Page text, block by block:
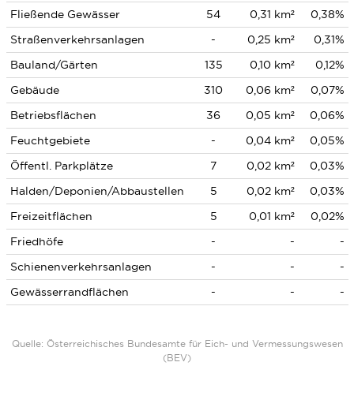
Fließende Gewässer 54 0,31 km²
0,38%
Straßenverkehrsanlagen
- 0,25 km²
0,31%
Bauland/Gärten
135 0,10 km²
0,12%
Gebäude
310 0,06 km²
0,07%
Betriebsflächen
36 0,05 km²
0,06%
Feuchtgebiete
- 0,04 km²
0,05%
Öffentl. Parkplätze
7 0,02 km²
0,03%
Halden/Deponien/Abbaustellen
5 0,02 km²
0,03%
Freizeitflächen
5 0,01 km²
0,02%
Friedhöfe
- -
-
Schienenverkehrsanlagen
- -
-
Gewässerrandflächen
- - -
Quelle: Österreichisches Bundesamte für Eich- und Vermessungswesen
(BEV)